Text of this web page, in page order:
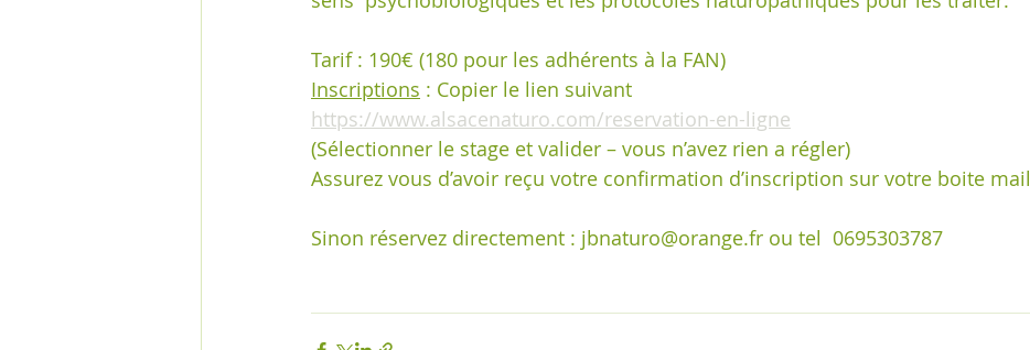
Tarif : 190€ (180 pour les adhérents à la FAN)
Inscriptions : Copier le lien suivant
https://www.alsacenaturo.com/reservation-en-ligne
(Sélectionner le stage et valider – vous n’avez rien a régler)
Assurez vous d’avoir reçu votre confirmation d’inscription sur votre boite mail
Sinon réservez directement : jbnaturo@orange.fr ou tel  0695303787